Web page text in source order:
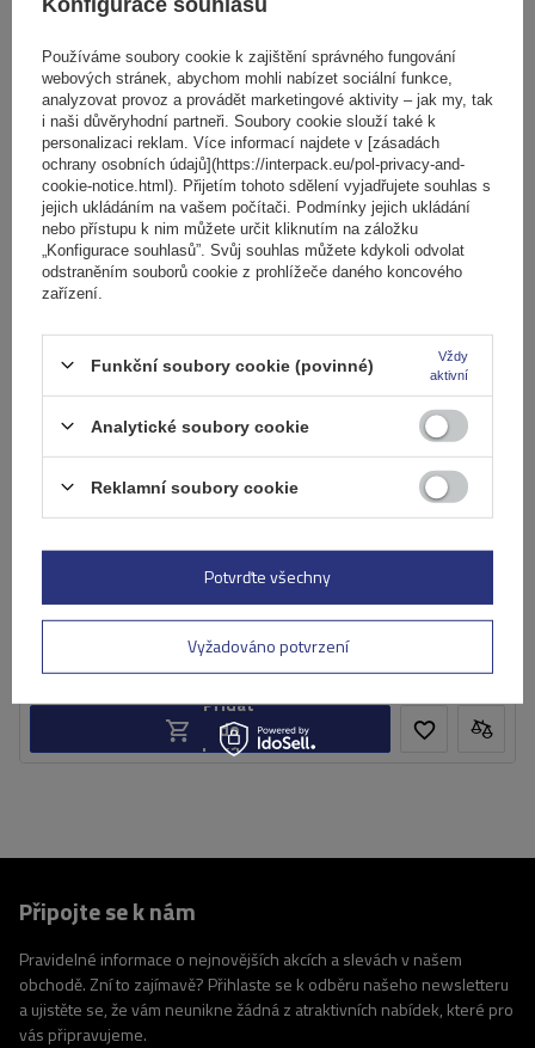
Přidat
košíku
Elektrokolo Peruzzo Firenze 2 - nosič kol na zadní
výklopné dveře
Počet jízdních kol:
2
Maximální hmotnost jízdního kola:
22,5 kg
Nosnost nosiče jízdních kol:
45 kg
kompatibilní s elektrokoly
hliníková konstrukce
5 229,00 Kčs DPH
Produkt dostupný ve velkém množství
Již nyní zašleme11. srpna
Přidat
do
košíku
Připojte se k nám
Pravidelné informace o nejnovějších akcích a slevách v našem
obchodě. Zní to zajímavě? Přihlaste se k odběru našeho newsletteru
a ujistěte se, že vám neunikne žádná z atraktivních nabídek, které pro
vás připravujeme.
Používáme soubory cookie k zajištění správného fungování
webových stránek, abychom mohli nabízet sociální funkce,
analyzovat provoz a provádět marketingové aktivity – jak my, tak
i naši důvěryhodní partneři. Soubory cookie slouží také k
personalizaci reklam. Více informací najdete v [zásadách
ochrany osobních údajů](https://interpack.eu/pol-privacy-and-
cookie-notice.html). Přijetím tohoto sdělení vyjadřujete souhlas s
jejich ukládáním na vašem počítači. Podmínky jejich ukládání
nebo přístupu k nim můžete určit kliknutím na záložku
„Konfigurace souhlasů”. Svůj souhlas můžete kdykoli odvolat
odstraněním souborů cookie z prohlížeče daného koncového
zařízení.
Funkční soubory cookie (povinné)
Vždy
aktivní
Analytické soubory cookie
Reklamní soubory cookie
Vyžadováno potvrzení
Potvrďte všechny